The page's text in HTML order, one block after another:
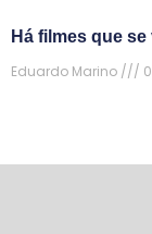
Há filmes que
Eduardo Marino